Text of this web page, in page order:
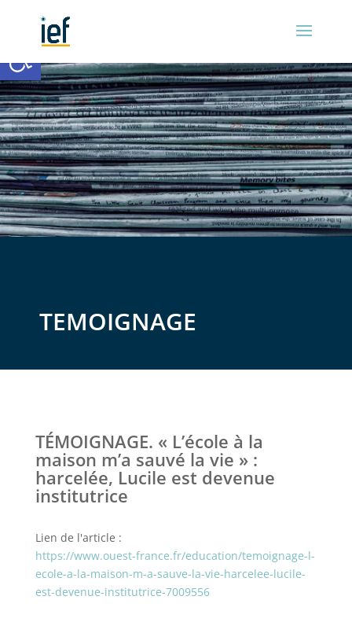
Ouvrir la barre d’outils
TEMOIGNAGE
TÉMOIGNAGE. « L’école à la
maison m’a sauvé la vie » :
harcelée, Lucile est devenue
institutrice
Lien de l'article :
https://www.ouest-france.fr/education/temoignage-l-
ecole-a-la-maison-m-a-sauve-la-vie-harcelee-lucile-
est-devenue-institutrice-7009556